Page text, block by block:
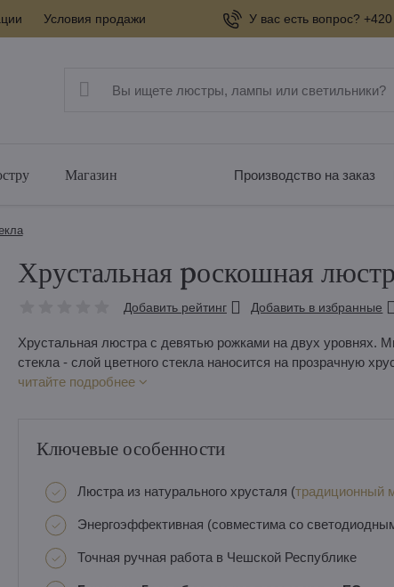
Условия продажи У вас есть вопрос?
Магазин Производство на заказ
Хрустальная pоскошная
Добавить рейтинг Добавить в избранные
Хрустальная люстра с девятью рожками на двух уровнях.
стекла - слой цветного стекла наносится на прозрачную
читайте подробнее
Ключевые особенности
Люстра из натурального хрусталя (традиционный
Энергоэффективная (совместима со
Точная ручная работа в Чешской Республике